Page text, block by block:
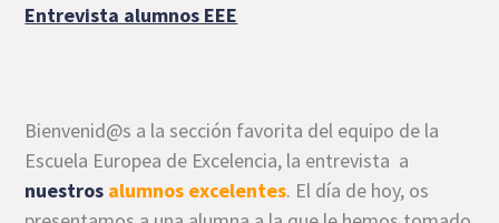
Entrevista alumnos EEE
Bienvenid@s a la sección favorita del equipo de la
Escuela Europea de Excelencia, la entrevista a
nuestros alumnos excelentes. El día de hoy, os